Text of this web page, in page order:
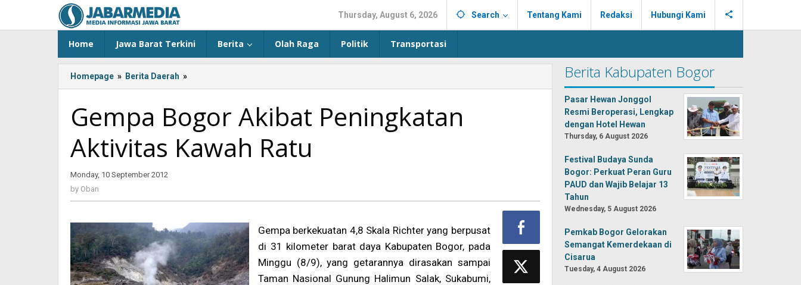
content
Thursday, August 6, 2026 Search Tentang Kami Redaksi Hubungi Kami
Home Jawa Barat Terkini Berita Olah Raga Politik Transportasi
Homepage » Berita Daerah »
-:IN-
>Gempa
Bogor
Akibat
Peningkatan
-:-
>
Gempa Bogor Akibat Peningkatan
Aktivitas Kawah Ratu
Monday, 10 September 2012
by Oban
Gempa berkekuatan 4,8 Skala Richter yang berpusat
di 31 kilometer barat daya Kabupaten Bogor, pada
Minggu (8/9), yang getarannya dirasakan sampai
Taman Nasional Gunung Halimun Salak, Sukabumi,
Berita Kabupaten Bogor
Pasar Hewan Jonggol
Resmi Beroperasi, Lengkap
dengan Hotel Hewan
Thursday, 6 August 2026
Festival Budaya Sunda
Bogor: Perkuat Peran Guru
PAUD dan Wajib Belajar 13
Tahun
Wednesday, 5 August 2026
Pemkab Bogor Gelorakan
Semangat Kemerdekaan di
Cisarua
Tuesday, 4 August 2026